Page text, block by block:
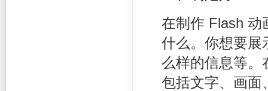
在制作 Flash 动
什么。你想要展
么样的信息等。
包括文字、画面